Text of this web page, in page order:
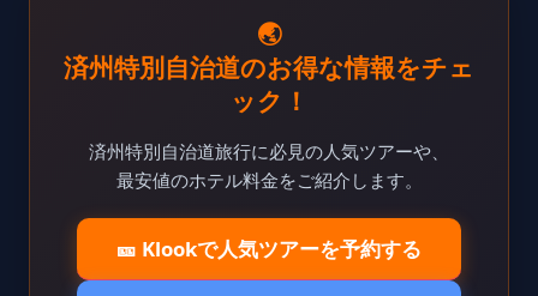
🌏
済州特別自治道のお得な情報をチェ
ック！
済州特別自治道旅行に必見の人気ツアーや、
最安値のホテル料金をご紹介します。
🎫 Klookで人気ツアーを予約する